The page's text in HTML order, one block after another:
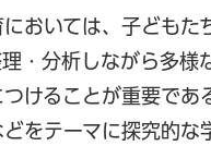
おいては、子どもた
・分析しながら多
けることが重要であ
をテーマに探究的な